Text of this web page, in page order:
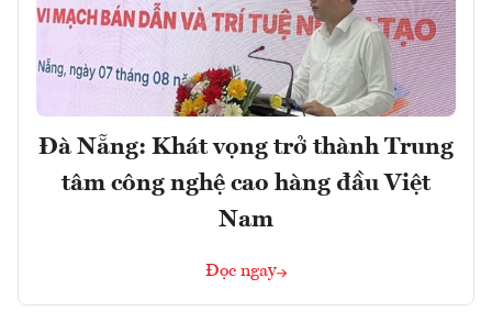
Đà Nẵng: Khát vọng trở thành Trung
tâm công nghệ cao hàng đầu Việt
Nam
Đọc ngay